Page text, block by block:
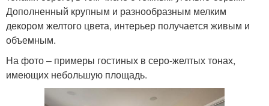
Дополненный крупным и разнообразным мелким
декором желтого цвета, интерьер получается живым и
объемным.
На фото – примеры гостиных в серо-желтых тонах,
имеющих небольшую площадь.